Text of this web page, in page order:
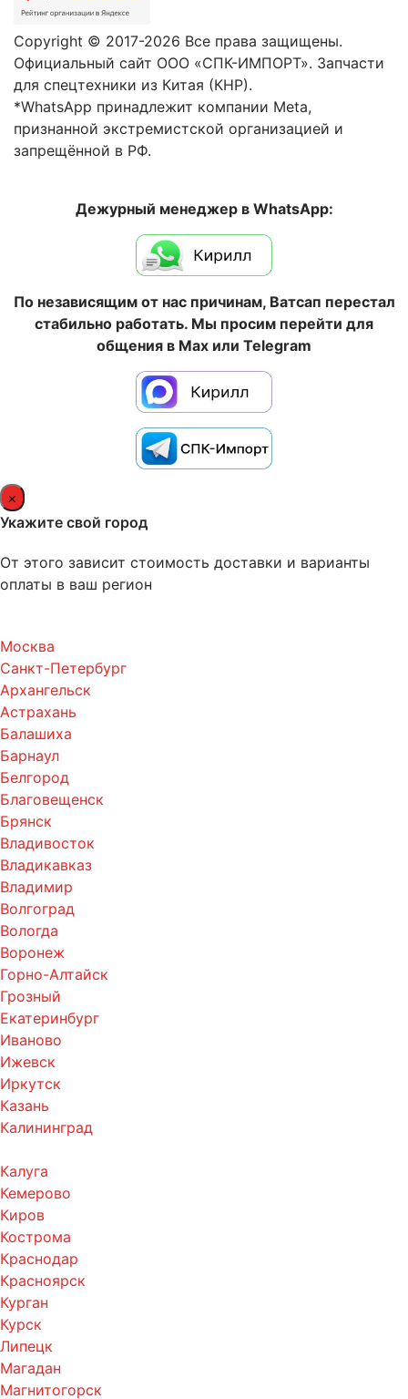
Copyright © 2017-2026 Все права защищены.
Официальный сайт ООО «СПК-ИМПОРТ». Запчасти
для спецтехники из Китая (КНР).
*WhatsApp принадлежит компании Meta,
признанной экстремистской организацией и
запрещённой в РФ.
Дежурный менеджер в WhatsApp:
По независящим от нас причинам, Ватсап перестал
стабильно работать. Мы просим перейти для
общения в Max или Telegram
×
Укажите свой город
От этого зависит стоимость доставки и варианты
оплаты в ваш регион
Москва
Санкт-Петербург
Архангельск
Астрахань
Балашиха
Барнаул
Белгород
Благовещенск
Брянск
Владивосток
Владикавказ
Владимир
Волгоград
Вологда
Воронеж
Горно-Алтайск
Грозный
Екатеринбург
Иваново
Ижевск
Иркутск
Казань
Калининград
Калуга
Кемерово
Киров
Кострома
Краснодар
Красноярск
Курган
Курск
Липецк
Магадан
Магнитогорск